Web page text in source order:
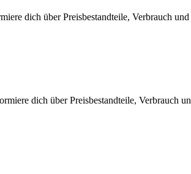
dich über Preisbestandteile, Verbrauch
dich über Preisbestandteile,